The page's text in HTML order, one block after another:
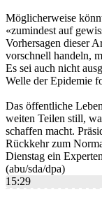
Möglicherweise
«zumindest auf
Vorhersagen dieser
vorschnell handeln,
Es sei auch nicht
Welle der Epidemie
Das öffentliche
weiten Teilen still,
schaffen macht.
Rückkehr zum
Dienstag ein
(abu/sda/dpa)
15:29